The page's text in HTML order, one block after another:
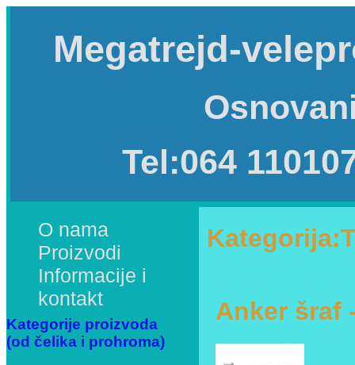
Megatrejd-
Tel:064
O nama
Proizvodi
Informacije i
kontakt
Kategorije proizvoda
(od čelika i prohroma)
Anker šraf